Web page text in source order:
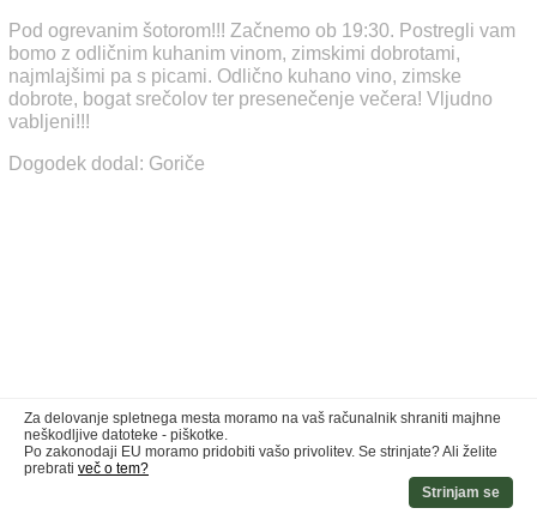
Pod ogrevanim šotorom!!! Začnemo ob 19:30. Postregli vam
bomo z odličnim kuhanim vinom, zimskimi dobrotami,
najmlajšimi pa s picami. Odlično kuhano vino, zimske
dobrote, bogat srečolov ter presenečenje večera! Vljudno
vabljeni!!!
Dogodek dodal: Goriče
Za delovanje spletnega mesta moramo na vaš računalnik shraniti majhne
neškodljive datoteke - piškotke.
Po zakonodaji EU moramo pridobiti vašo privolitev. Se strinjate? Ali želite
prebrati več o tem?
Strinjam se